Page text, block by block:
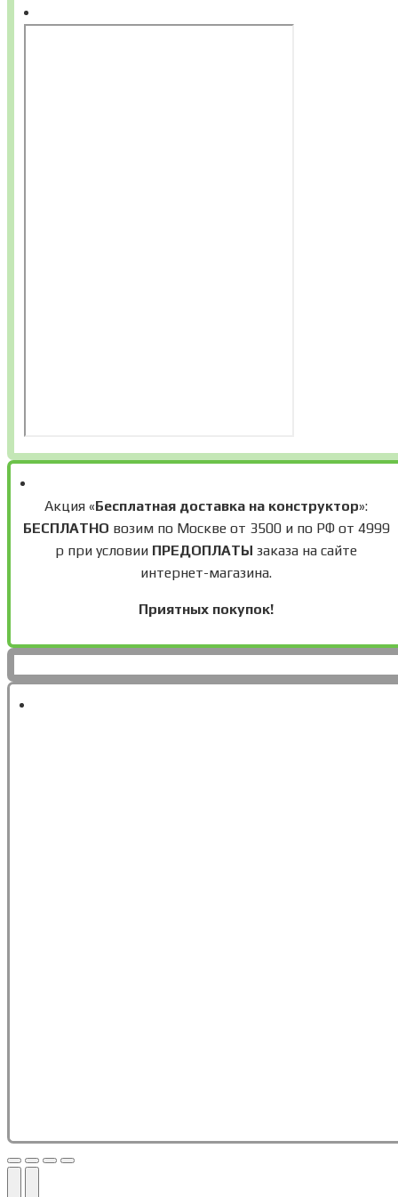
Акция «Бесплатная доставка на конструктор»:
БЕСПЛАТНО возим по Москве от 3500 и по РФ от 4999
р при условии ПРЕДОПЛАТЫ заказа на сайте
интернет-магазина.
Приятных покупок!